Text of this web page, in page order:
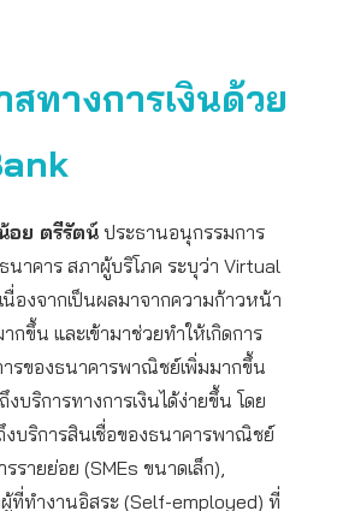
สทางการเงินด้วย
อย ตรีรัตน์ ประธานอนุกรรมการ
นาคาร สภาผู้บริโภค ระบุว่า Virtual
นื่องจากเป็นผลมาจากความก้าวหน้า
กขึ้น และเข้ามาช่วยทำให้เกิดการ
รของธนาคารพาณิชย์เพิ่มมากขึ้น
บริการทางการเงินได้ง่ายขึ้น โดย
งบริการสินเชื่อของธนาคารพาณิชย์
รายย่อย (SMEs ขนาดเล็ก),
ที่ทำงานอิสระ (Self-employed) ที่